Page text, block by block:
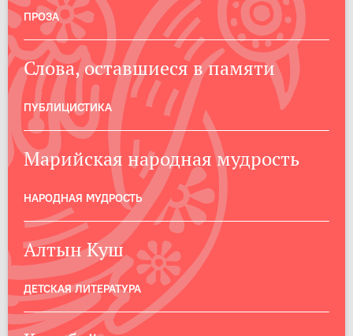
ПРОЗА
Слова, оставшиеся в памяти
ПУБЛИЦИСТИКА
Марийская народная мудрость
НАРОДНАЯ МУДРОСТЬ
Алтын Куш
ДЕТСКАЯ ЛИТЕРАТУРА